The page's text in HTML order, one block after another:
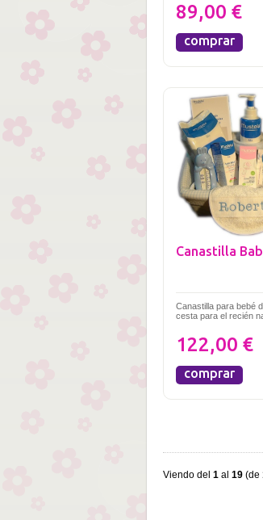
89,00 €
comprar
Canastilla
Canastilla para bebé
cesta para el recién
122,00 €
comprar
Viendo del 1 al 19 (de